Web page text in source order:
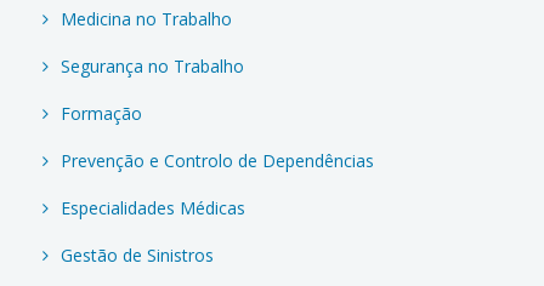
Medicina no Trabalho
Segurança no Trabalho
Formação
Prevenção e Controlo de Dependências
Especialidades Médicas
Gestão de Sinistros